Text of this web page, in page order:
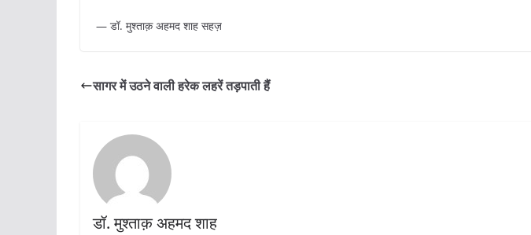
— डॉ. मुश्ताक़ अहमद शाह सहज़
सागर में उठने वाली हरेक लहरें तड़पाती हैं
डॉ. मुश्ताक़ अहमद शाह